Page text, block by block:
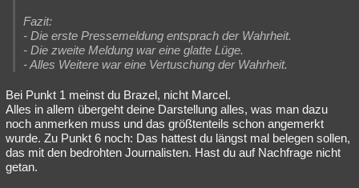
Fazit:
- Die erste Pressemeldung entsprach der Wahrheit.
- Die zweite Meldung war eine glatte Lüge.
- Alles Weitere war eine Vertuschung der Wahrheit.
Bei Punkt 1 meinst du Brazel, nicht Marcel.
Alles in allem übergeht deine Darstellung alles, was man dazu
noch anmerken muss und das größtenteils schon angemerkt
wurde. Zu Punkt 6 noch: Das hattest du längst mal belegen sollen,
das mit den bedrohten Journalisten. Hast du auf Nachfrage nicht
getan.